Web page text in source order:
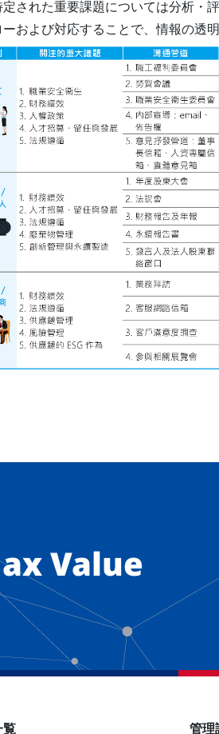
された重要課題については分析・
および対応することで、情報の透
Value
覧 管理